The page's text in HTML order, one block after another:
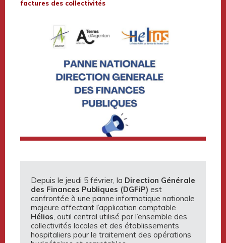
factures des collectivités
Depuis le jeudi 5 février, la Direction Générale
des Finances Publiques (DGFiP) est
confrontée à une panne informatique nationale
majeure affectant l’application comptable
Hélios, outil central utilisé par l’ensemble des
collectivités locales et des établissements
hospitaliers pour le traitement des opérations